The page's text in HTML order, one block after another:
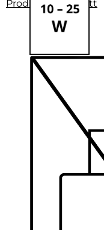
Produktdatenblatt